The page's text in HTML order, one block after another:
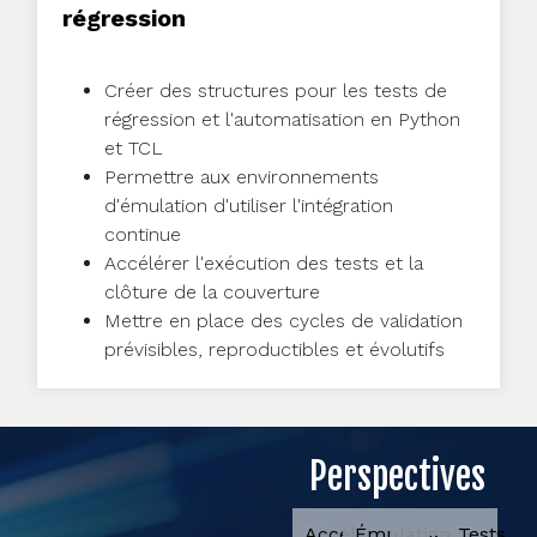
régression
Créer des structures pour les tests de
régression et l'automatisation en Python
et TCL
Permettre aux environnements
d'émulation d'utiliser l'intégration
continue
Accélérer l'exécution des tests et la
clôture de la couverture
Mettre en place des cycles de validation
prévisibles, reproductibles et évolutifs
Perspectives